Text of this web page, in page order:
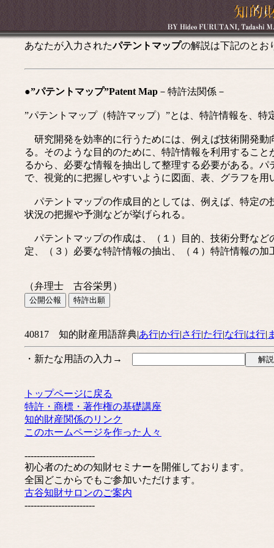
あなたが入力されたパテントマップの解説は下記のとお
●”パテントマップ”Patent Map －特許法関係－
”パテントマップ（特許マップ）”とは、特許情報を、
研究開発を効率的に行うためには、例えば技術開発動
る。そのような目的のために、特許情報を利用するこ
るから、必要な情報を抽出して整理する必要がある。
で、視覚的に把握しやすいように図面、表、グラフを
パテントマップの作成目的としては、例えば、特定の
状況の把握や予測などが挙げられる。
パテントマップの作成は、（１）目的、技術分野など
定、（３）必要な特許情報の抽出、（４）特許情報の
（弁理士 古谷栄男）
40817 知的財産用語辞典|あ行|か行|さ行|た行|な行|は行|
・新たな用語の入力→
トップページに戻る
特許・商標・著作権の基礎講座
知的財産関係のリンク
このホームページを作った人々
-----------------------
初心者のための知財セミナーを開催しております。
全国どこからでもご参加いただけます。
古谷知財サロンのご案内
-----------------------